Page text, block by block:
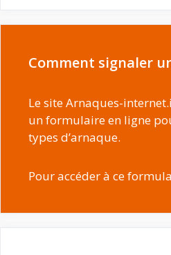
Comment signaler
Le site Arnaques-
un formulaire en ligne
types d’arnaque.
Pour accéder à ce